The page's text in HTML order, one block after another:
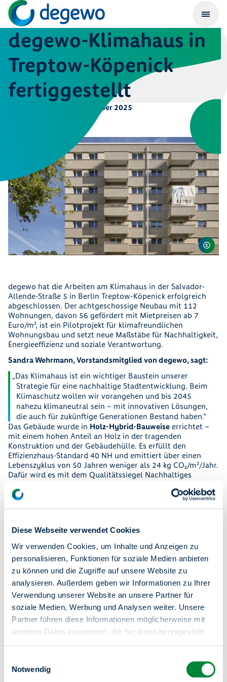
Diese Webseite verwendet Cookies
Wir verwenden Cookies, um Inhalte und Anzeigen zu
personalisieren, Funktionen für soziale Medien anbieten
zu können und die Zugriffe auf unsere Website zu
analysieren. Außerdem geben wir Informationen zu Ihrer
Verwendung unserer Website an unsere Partner für
soziale Medien, Werbung und Analysen weiter. Unsere
Partner führen diese Informationen möglicherweise mit
weiteren Daten zusammen, die Sie ihnen bereitgestellt
Sie haben das Recht Ihre erteilten Einwilligungen
jederzeit zu widerrufen. Dies ist über einen erneuten
Notwendig
degewo-Klimahaus in
Treptow-Köpenick
fertiggestellt
21. Oktober 2025
degewo hat die Arbeiten am Klimahaus in der Salvador-
Allende-Straße 5 in Berlin Treptow-Köpenick erfolgreich
abgeschlossen. Der achtgeschossige Neubau mit 112
Wohnungen, davon 56 gefördert mit Mietpreisen ab 7
Euro/m², ist ein Pilotprojekt für klimafreundlichen
Wohnungsbau und setzt neue Maßstäbe für Nachhaltigkeit,
Energieeffizienz und soziale Verantwortung.
Sandra Wehrmann, Vorstandsmitglied von degewo, sagt:
Das Klimahaus ist ein wichtiger Baustein unserer
Strategie für eine nachhaltige Stadtentwicklung. Beim
Klimaschutz wollen wir vorangehen und bis 2045
nahezu klimaneutral sein – mit innovativen Lösungen,
die auch für zukünftige Generationen Bestand haben.
Das Gebäude wurde in Holz-Hybrid-Bauweise errichtet –
mit einem hohen Anteil an Holz in der tragenden
Konstruktion und der Gebäudehülle. Es erfüllt den
Effizienzhaus-Standard 40 NH und emittiert über einen
Lebenszyklus von 50 Jahren weniger als 24 kg CO₂/m²/Jahr.
Dafür wird es mit dem Qualitätssiegel Nachhaltiges
ausgezeichnet.
Die Energieversorgung erfolgt über Photovoltaikanlagen
Hausstrom erzeugen. Nur bei sehr niedrigen Temperaturen
und das Vordach des Klimahauses sind begrünt – mit
positiven Effekten für Mikroklima und Artenvielfalt.
Das dezentrale Regenwassermanagement speichert
überschüssiges Wasser in Zisternen zur Bewässerung der
Außenanlagen oder lässt es über Rigolen versickern – ganz
ohne Einleitung in die Kanalisation.
Auch die Mobilität wurde mitgedacht: Alle Stellplätze im
offenen Erdgeschoss sind für E-Mobilität vorgerüstet,
perspektivisch ergänzt durch Car-Sharing-Angebote.
Serviceportal "Meine degewo"